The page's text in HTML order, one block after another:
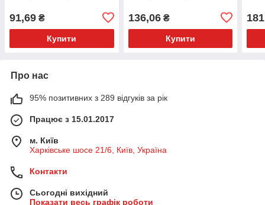
91,69 ₴
Купити
136,06₴
Купити
Про нас
95% позитивних з 289 відгуків за рік
Працює з 15.01.2017
м. Київ
Харківське шосе 21/6, Київ, Україна
Контакти
Сьогодні вихідний
Показати весь графік роботи